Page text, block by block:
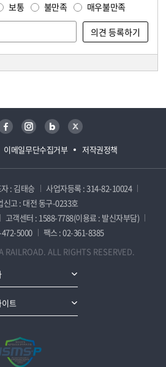
보통 불만족 매우불만족
이메일무단수집거부 저작권정책
페이스북 인스타그램 블로그 트위터
: 김태승
사업자등록 : 314-82-10024
신고 : 대전 동구-0233호
고객센터 : 1588-7788(이용료 : 발신자부담)
5000
팩스 : 02-361-8385
ALL RIGHTS RESERVED.
트